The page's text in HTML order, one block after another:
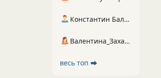
Константин Балухта
Валентина_Захарова
весь топ ⮕